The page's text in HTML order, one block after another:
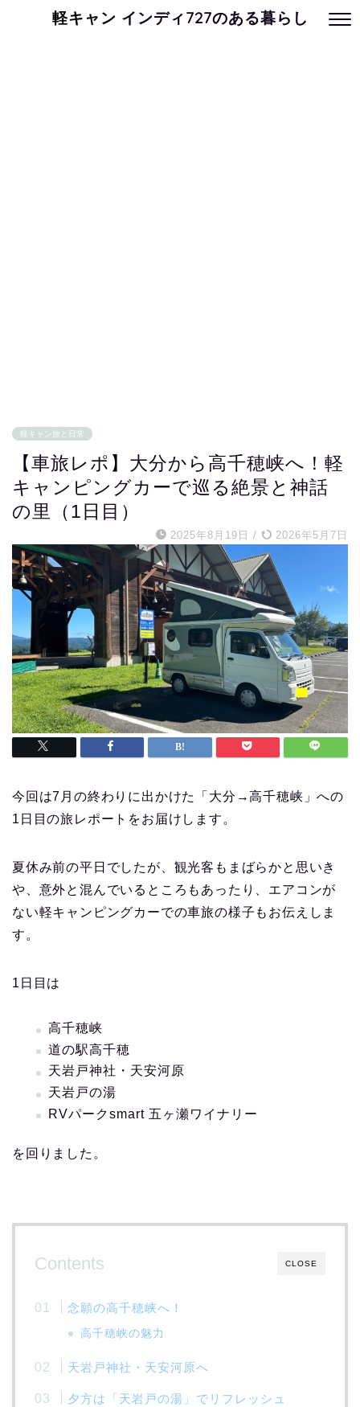
軽キャン インディ727のある暮らし
軽キャン旅と日常
【車旅レポ】大分から高千穂峡へ！軽
キャンピングカーで巡る絶景と神話
の里（1日目）
2025年8月19日 / 2026年5月7日
今回は7月の終わりに出かけた「大分→高千穂峡」への
1日目の旅レポートをお届けします。
夏休み前の平日でしたが、観光客もまばらかと思いき
や、意外と混んでいるところもあったり、エアコンが
ない軽キャンピングカーでの車旅の様子もお伝えしま
す。
1日目は
高千穂峡
道の駅高千穂
天岩戸神社・天安河原
天岩戸の湯
RVパークsmart 五ヶ瀬ワイナリー
を回りました。
CLOSE
Contents
念願の高千穂峡へ！
高千穂峡の魅力
天岩戸神社・天安河原へ
夕方は「天岩戸の湯」でリフレッシュ